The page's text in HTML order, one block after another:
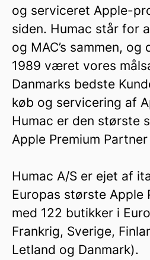
og serviceret Apple-
siden. Humac står for
og MAC’s sammen, og
1989 været vores
Danmarks bedste
køb og servicering af
Humac er den største
Apple Premium
Humac A/S er ejet af
Europas største Apple
med 122 butikker i
Frankrig, Sverige,
Letland og Danmark).